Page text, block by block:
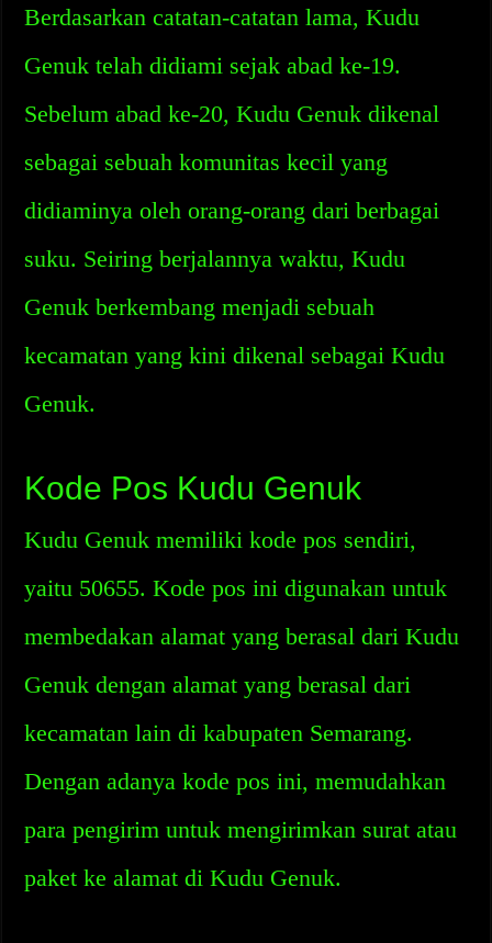
Berdasarkan catatan-catatan lama, Kudu
Genuk telah didiami sejak abad ke-19.
Sebelum abad ke-20, Kudu Genuk dikenal
sebagai sebuah komunitas kecil yang
didiaminya oleh orang-orang dari berbagai
suku. Seiring berjalannya waktu, Kudu
Genuk berkembang menjadi sebuah
kecamatan yang kini dikenal sebagai Kudu
Genuk.
Kode Pos Kudu Genuk
Kudu Genuk memiliki kode pos sendiri,
yaitu 50655. Kode pos ini digunakan untuk
membedakan alamat yang berasal dari Kudu
Genuk dengan alamat yang berasal dari
kecamatan lain di kabupaten Semarang.
Dengan adanya kode pos ini, memudahkan
para pengirim untuk mengirimkan surat atau
paket ke alamat di Kudu Genuk.